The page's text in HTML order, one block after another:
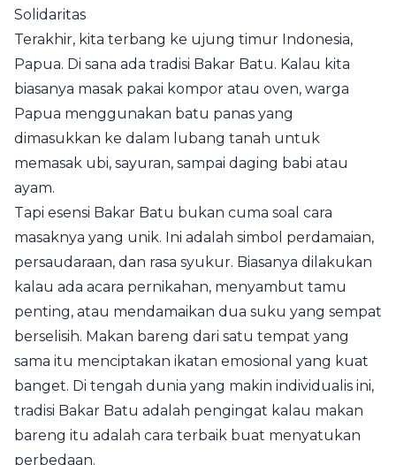
Solidaritas
Terakhir, kita terbang ke ujung timur Indonesia,
Papua. Di sana ada tradisi Bakar Batu. Kalau kita
biasanya masak pakai kompor atau oven, warga
Papua menggunakan batu panas yang
dimasukkan ke dalam lubang tanah untuk
memasak ubi, sayuran, sampai daging babi atau
ayam.
Tapi esensi Bakar Batu bukan cuma soal cara
masaknya yang unik. Ini adalah simbol perdamaian,
persaudaraan, dan rasa syukur. Biasanya dilakukan
kalau ada acara pernikahan, menyambut tamu
penting, atau mendamaikan dua suku yang sempat
berselisih. Makan bareng dari satu tempat yang
sama itu menciptakan ikatan emosional yang kuat
banget. Di tengah dunia yang makin individualis ini,
tradisi Bakar Batu adalah pengingat kalau makan
bareng itu adalah cara terbaik buat menyatukan
perbedaan.